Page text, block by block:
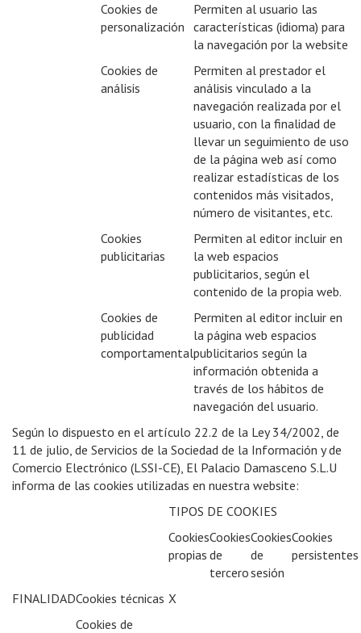
Cookies de
personalización
Permiten al usuario las
características (idioma) para
la navegación por la website
Cookies de
análisis
Permiten al prestador el
análisis vinculado a la
navegación realizada por el
usuario, con la finalidad de
llevar un seguimiento de uso
de la página web así como
realizar estadísticas de los
contenidos más visitados,
número de visitantes, etc.
Cookies
publicitarias
Permiten al editor incluir en
la web espacios
publicitarios, según el
contenido de la propia web.
Cookies de
publicidad
comportamental
Permiten al editor incluir en
la página web espacios
publicitarios según la
información obtenida a
través de los hábitos de
navegación del usuario.
Según lo dispuesto en el artículo 22.2 de la Ley 34/2002, de
11 de julio, de Servicios de la Sociedad de la Información y de
Comercio Electrónico (LSSI-CE), El Palacio Damasceno S.L.U
informa de las cookies utilizadas en nuestra website:
TIPOS DE COOKIES
Cookies
propias
Cookies
de
tercero
Cookies
de
sesión
Cookies
persistentes
FINALIDADCookies técnicas X
Cookies de